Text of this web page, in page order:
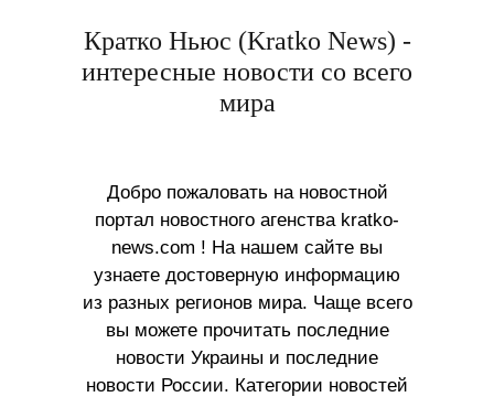
Кратко Ньюс (Kratko News) -
интересные новости со всего
мира
Добро пожаловать на новостной
портал новостного агенства kratko-
news.com ! На нашем сайте вы
узнаете достоверную информацию
из разных регионов мира. Чаще всего
вы можете прочитать последние
новости Украины и последние
новости России. Категории новостей